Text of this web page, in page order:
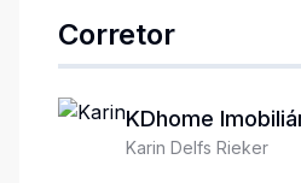
Corretor
KDhome
Karin Delfs Rieker